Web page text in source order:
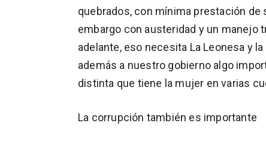
quebrados, con mínima prestación
embargo con austeridad y un
adelante, eso necesita La Leonesa y
además a nuestro gobierno algo
distinta que tiene la mujer en varias
La corrupción también es importante